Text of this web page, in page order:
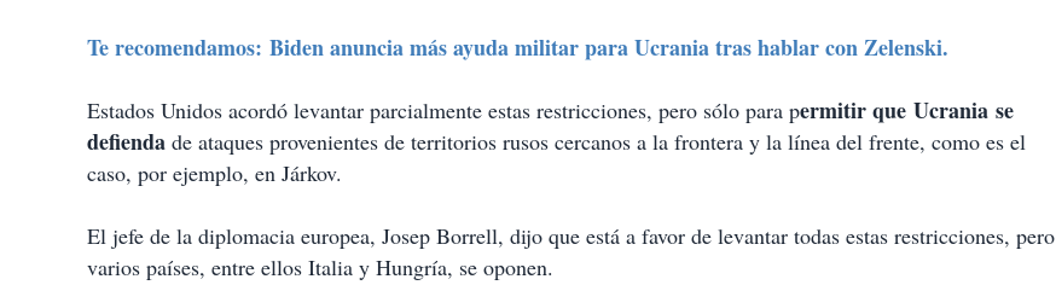
Te recomendamos: Biden anuncia más ayuda militar para Ucrania tras hablar con Zelenski.
Estados Unidos acordó levantar parcialmente estas restricciones, pero sólo para permitir que Ucrania se
defienda de ataques provenientes de territorios rusos cercanos a la frontera y la línea del frente, como es el
caso, por ejemplo, en Járkov.
El jefe de la diplomacia europea, Josep Borrell, dijo que está a favor de levantar todas estas restricciones, pero
varios países, entre ellos Italia y Hungría, se oponen.